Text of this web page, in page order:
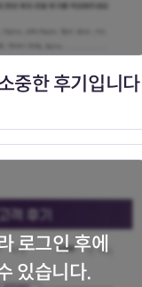
중한 후기입니다
로그인 후에
있습니다.